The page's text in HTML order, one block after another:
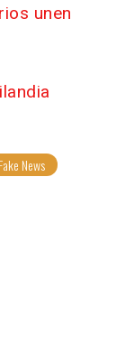
unen
Fake News